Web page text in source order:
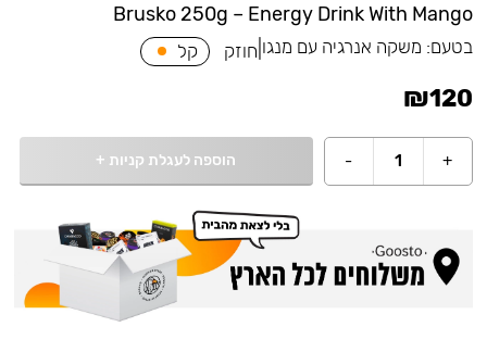
Brusko 250g – Energy Drink With Mango
בטעם: משקה אנרגיה עם מנגו חוזק קל
₪120
+
1
- הוספה לעגלת קניות +